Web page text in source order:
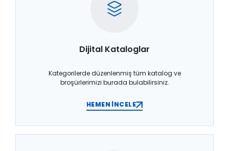
Dijital Kataloglar
Kategorilerde düzenlenmiş tüm katalog ve
broşürlerimizi burada bulabilirsiniz.
HEMEN İNCELE